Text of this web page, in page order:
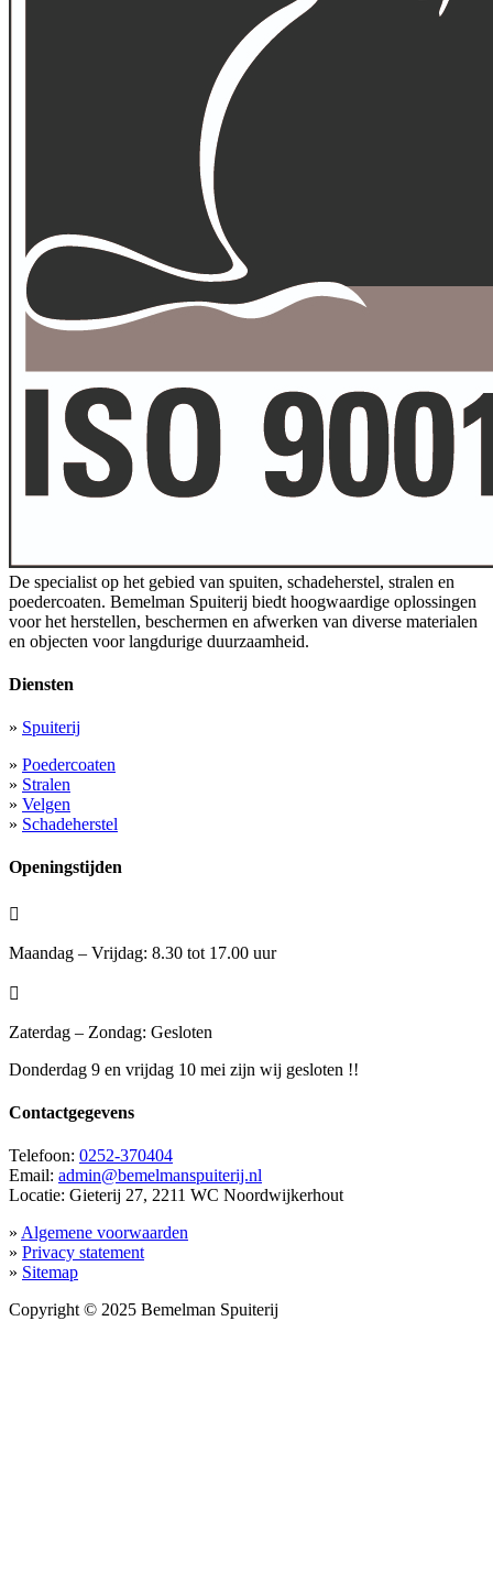
De specialist op het gebied van spuiten, schadeherstel, stralen en
poedercoaten. Bemelman Spuiterij biedt hoogwaardige oplossingen
voor het herstellen, beschermen en afwerken van diverse materialen
en objecten voor langdurige duurzaamheid.
Diensten
» Spuiterij
» Poedercoaten
» Stralen
» Velgen
» Schadeherstel
Openingstijden

Maandag – Vrijdag: 8.30 tot 17.00 uur

Zaterdag – Zondag: Gesloten
Donderdag 9 en vrijdag 10 mei zijn wij gesloten !!
Contactgegevens
Telefoon: 0252-370404
Email: admin@bemelmanspuiterij.nl
Locatie: Gieterij 27, 2211 WC Noordwijkerhout
» Algemene voorwaarden
» Privacy statement
» Sitemap
Copyright © 2025 Bemelman Spuiterij